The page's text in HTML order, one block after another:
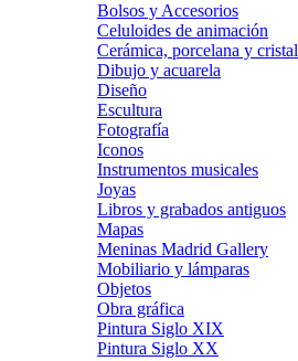
Bolsos y Accesorios
Celuloides de animación
Cerámica, porcelana y cristal
Dibujo y acuarela
Diseño
Escultura
Fotografía
Iconos
Instrumentos musicales
Joyas
Libros y grabados antiguos
Mapas
Meninas Madrid Gallery
Mobiliario y lámparas
Objetos
Obra gráfica
Pintura Siglo XIX
Pintura Siglo XX